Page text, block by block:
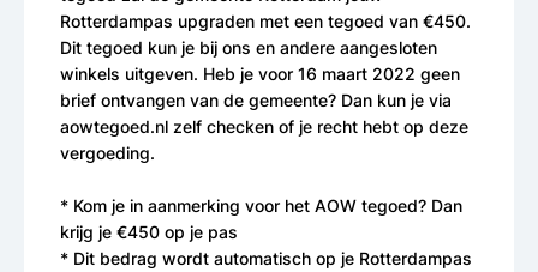
Rotterdampas upgraden met een tegoed van €450.
Dit tegoed kun je bij ons en andere aangesloten
winkels uitgeven. Heb je voor 16 maart 2022 geen
brief ontvangen van de gemeente? Dan kun je via
aowtegoed.nl zelf checken of je recht hebt op deze
vergoeding.
* Kom je in aanmerking voor het AOW tegoed? Dan
krijg je €450 op je pas
* Dit bedrag wordt automatisch op je Rotterdampas